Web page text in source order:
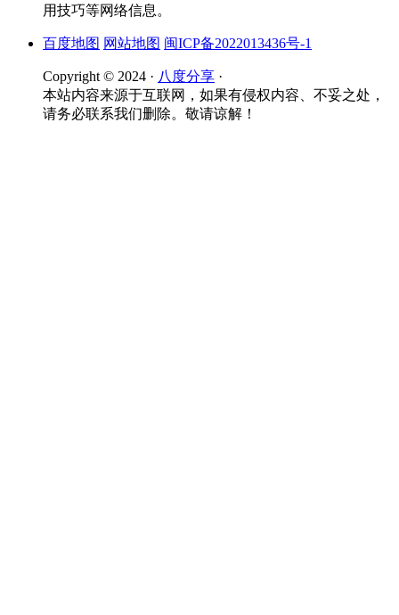
用技巧等网络信息。
百度地图 网站地图 闽ICP备2022013436号-1
Copyright © 2024 · 八度分享 ·
本站内容来源于互联网，如果有侵权内容、不妥之处，
请务必联系我们删除。敬请谅解！